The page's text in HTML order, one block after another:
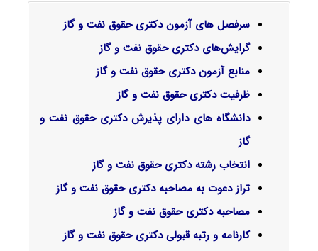
سرفصل‌ های آزمون دکتری حقوق نفت و گاز
گرایش‌های دکتریحقوق نفت و گاز
منابع آزمون دکتری حقوق نفت و گاز
ظرفیت دکتری حقوق نفت و گاز
دانشگاه های دارای پذیرش دکتری حقوق نفت و
گاز
انتخاب رشته دکتری حقوق نفت و گاز
تراز دعوت به مصاحبه دکتری حقوق نفت و گاز
مصاحبه دکتری حقوق نفت و گاز
کارنامه و رتبه قبولی دکتری حقوق نفت و گاز